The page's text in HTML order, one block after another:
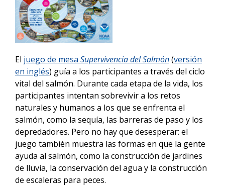
El juego de mesa Supervivencia del Salmón(versión
en inglés) guía a los participantes a través del ciclo
vital del salmón. Durante cada etapa de la vida, los
participantes intentan sobrevivir a los retos
naturales y humanos a los que se enfrenta el
salmón, como la sequía, las barreras de paso y los
depredadores. Pero no hay que desesperar: el
juego también muestra las formas en que la gente
ayuda al salmón, como la construcción de jardines
de lluvia, la conservación del agua y la construcción
de escaleras para peces.